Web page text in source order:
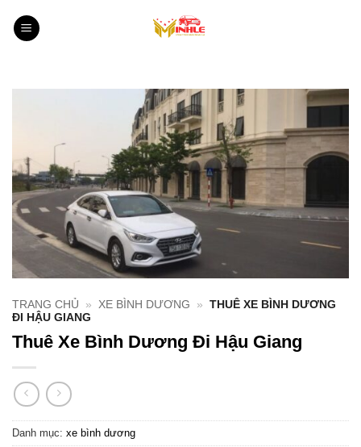
qua
TRANG CHỦ » XE BÌNH DƯƠNG »
THUÊ XE BÌNH DƯƠNG
ĐI HẬU GIANG
Thuê Xe Bình Dương Đi Hậu Giang
Danh mục: xe bình dương